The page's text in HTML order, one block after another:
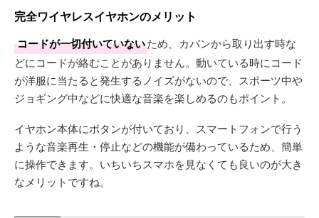
完全ワイヤレスイヤホンのメリット
コードが一切付いていないため、カバンから取り出す時な
どにコードが絡むことがありません。動いている時にコード
が洋服に当たると発生するノイズがないので、スポーツ中や
ジョギング中などに快適な音楽を楽しめるのもポイント。
イヤホン本体にボタンが付いており、スマートフォンで行う
ような音楽再生・停止などの機能が備わっているため、簡単
に操作できます。いちいちスマホを見なくても良いのが大き
なメリットですね。